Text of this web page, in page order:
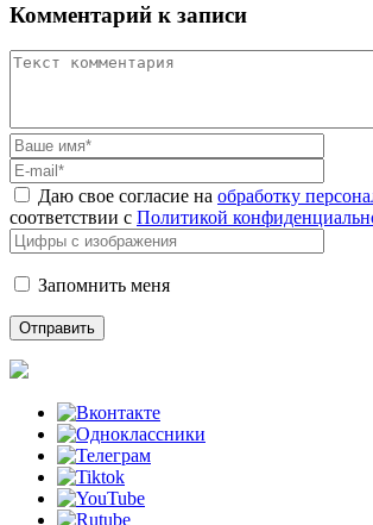
Комментарий к записи
Даю свое согласие на обработку
соответствии с Политикой
Запомнить меня